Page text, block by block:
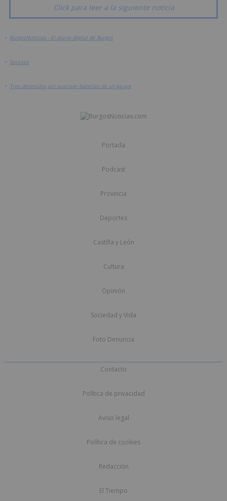
Click para leer a la siguiente noticia
> BurgosNoticias - El diario digital de Burgos
> Sucesos
> Tres detenidos por sustraer baterías de un garaje
Portada
Podcast
Provincia
Deportes
Castilla y León
Cultura
Opinión
Sociedad y Vida
Foto Denuncia
Contacto
Política de privacidad
Aviso legal
Política de cookies
Redacción
El Tiempo